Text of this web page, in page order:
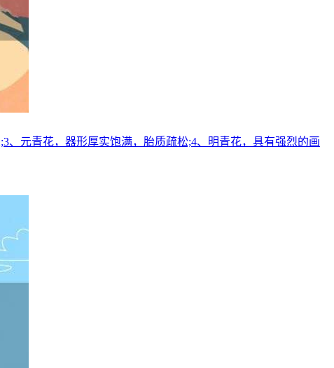
元青花，器形厚实饱满，胎质疏松;4、明青花，具有强烈的画